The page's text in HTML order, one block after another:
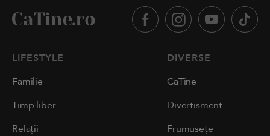
LIFESTYLE
Familie
Timp liber
Relații
DIVERSE
CaTine
Divertisment
Frumusețe